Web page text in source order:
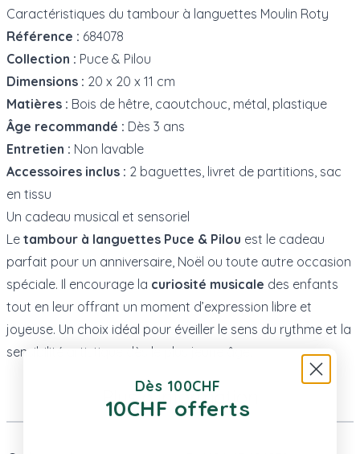
Caractéristiques du tambour à languettes Moulin Roty
Référence : 684078
Collection : Puce & Pilou
Dimensions : 20 x 20 x 11 cm
Matières : Bois de hêtre, caoutchouc, métal, plastique
Âge recommandé : Dès 3 ans
Entretien : Non lavable
Accessoires inclus : 2 baguettes, livret de partitions, sac
en tissu
Un cadeau musical et sensoriel
Le tambour à languettes Puce & Pilou est le cadeau
parfait pour un anniversaire, Noël ou toute autre occasion
spéciale. Il encourage la curiosité musicale des enfants
tout en leur offrant un moment d’expression libre et
joyeuse. Un choix idéal pour éveiller le sens du rythme et la
sensibilité artistique dès le plus jeune âge.
Plus d’information
Dès 100CHF
10CHF offerts